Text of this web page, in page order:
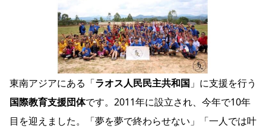
東南アジアにある「ラオス人民民主共和国 」 に支援を行う
国際教育支援団体です。2011年に設立され、今年で10年
目を迎えました。「夢を夢で終わらせない」「一人では叶